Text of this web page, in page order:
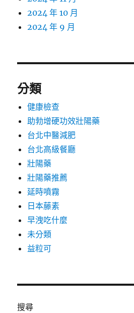
2024 年 10 月
2024 年 9 月
分類
健康檢查
助勃增硬功效壯陽藥
台北中醫減肥
台北高級餐廳
壯陽藥
壯陽藥推薦
延時噴霧
日本藤素
早洩吃什麼
未分類
益粒可
搜尋